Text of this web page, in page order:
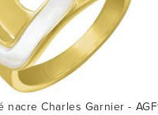
nacre Charles Garnier -